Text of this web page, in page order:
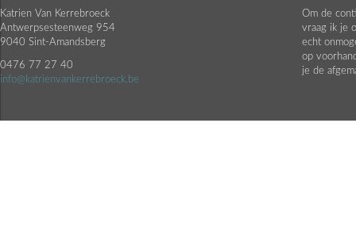
Katrien Van Kerrebroeck
Antwerpsesteenweg 954
9040 Sint-Amandsberg
0476 77 27 40
info@katrienvankerrebroeck.be
Om de
vraag ik je
echt
op
je de